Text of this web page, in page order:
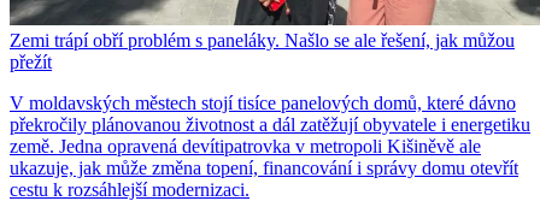
Zemi trápí obří problém s paneláky. Našlo se ale řešení, jak můžou
přežít
V moldavských městech stojí tisíce panelových domů, které dávno
překročily plánovanou životnost a dál zatěžují obyvatele i energetiku
země. Jedna opravená devítipatrovka v metropoli Kišiněvě ale
ukazuje, jak může změna topení, financování i správy domu otevřít
cestu k rozsáhlejší modernizaci.